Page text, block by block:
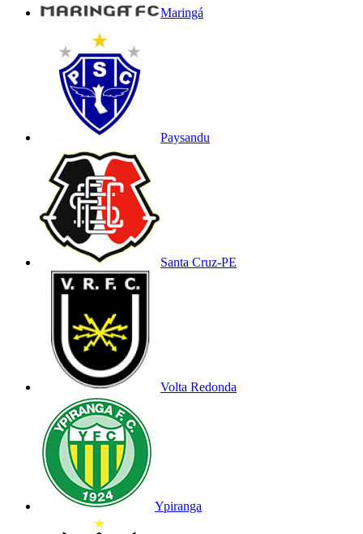
Maringá
Paysandu
Santa Cruz-PE
Volta Redonda
Ypiranga